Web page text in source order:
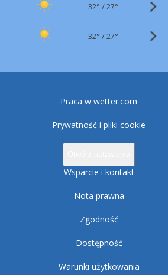
32° /27°
32° /27°
Praca w wetter.com
Prywatność i pliki cookie
Wsparcie i kontakt
Nota prawna
Zgodność
Dostępność
Warunki użytkowania